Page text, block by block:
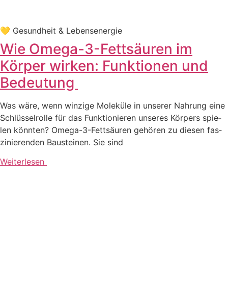
💛 Gesund­heit & Lebensenergie
Wie Omega-3-Fettsäuren im
Körper wirken: Funktionen und
Bedeutung
Was wäre, wenn win­zi­ge Mole­kü­le in unse­rer Nah­rung eine
Schlüs­sel­rol­le für das Funk­tio­nie­ren unse­res Kör­pers spie­
len könn­ten? Ome­­­ga-3-Fet­­t­­­säu­­­ren gehö­ren zu die­sen fas­
zi­nie­ren­den Bau­stei­nen. Sie sind
Weiterlesen